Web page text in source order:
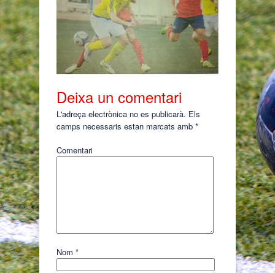
Deixa un comentari
L'adreça electrònica no es publicarà. Els
camps necessaris estan marcats amb *
Comentari
Nom *